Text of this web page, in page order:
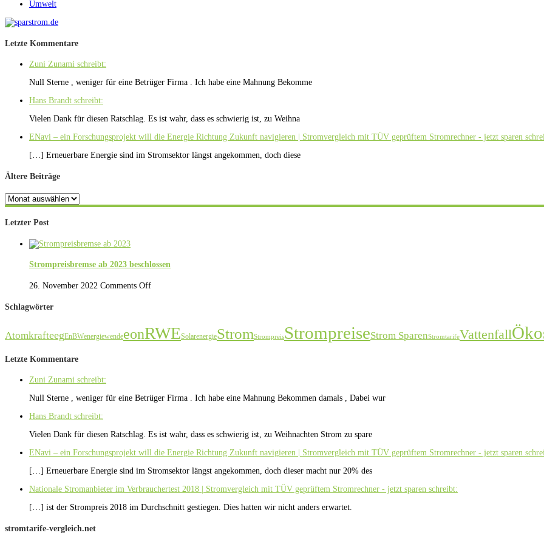
Umwelt
Letzte Kommentare
Zuni Zunami schreibt:
Null Sterne , weniger für eine Betrüger Firma . Ich habe eine Mahnung Bekomme
Hans Brandt schreibt:
Vielen Dank für diesen Ratschlag. Es ist wahr, dass es schwierig ist, zu Weihna
ENavi – ein Forschungsprojekt will die Energie Richtung Zukunft navigieren | Stromvergleich mit TÜV geprüftem Stromrechner - jetzt sparen
[…] Erneuerbare Energie sind im Stromsektor längst angekommen, doch diese
Ältere Beiträge
Ältere
Beiträge
Letzter Post
Strompreisbremse ab 2023 beschlossen
26. November 2022 Comments Off
Schlagwörter
AtomkrafteegEnBWenergiewendeeonRWESolarenergieStromStrompreisStrompreiseStrom SparenStromtarifeVattenfall
Letzte Kommentare
Zuni Zunami schreibt:
Null Sterne , weniger für eine Betrüger Firma . Ich habe eine Mahnung Bekommen damals , Dabei wur
Hans Brandt schreibt:
Vielen Dank für diesen Ratschlag. Es ist wahr, dass es schwierig ist, zu Weihnachten Strom zu spare
ENavi – ein Forschungsprojekt will die Energie Richtung Zukunft navigieren | Stromvergleich mit TÜV geprüftem Stromrechner - jetzt sparen
[…] Erneuerbare Energie sind im Stromsektor längst angekommen, doch dieser macht nur 20% des
Nationale Stromanbieter im Verbrauchertest 2018 | Stromvergleich mit TÜV geprüftem Stromrechner - jetzt sparen schreibt:
[…] ist der Strompreis 2018 im Durchschnitt gestiegen. Dies hatten wir nicht anders erwartet.
stromtarife-vergleich.net